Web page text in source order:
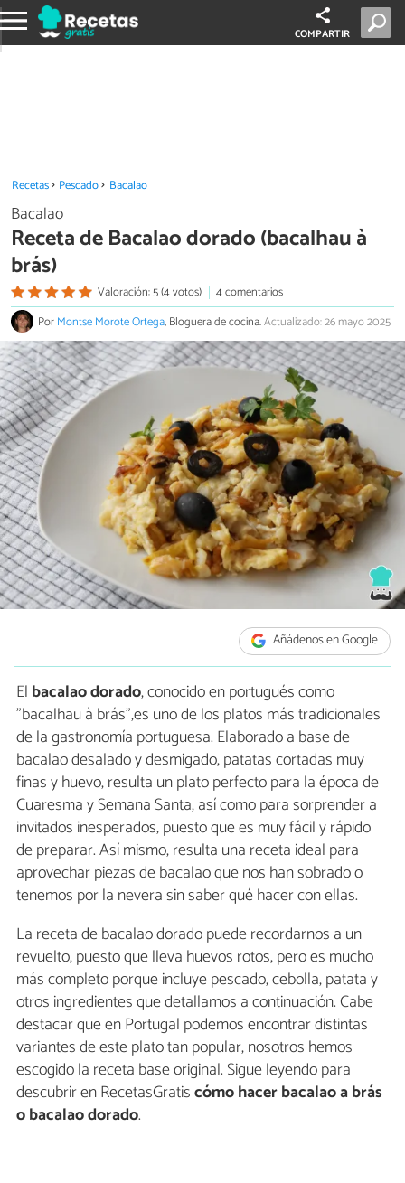
COMPARTIR
Recetas Pescado Bacalao
Bacalao
Receta de Bacalao dorado (bacalhau à
brás)
Valoración: 5 (4 votos)
4 comentarios
PorMontse Morote Ortega, Bloguera de cocina.Actualizado: 26 mayo 2025
Añádenos en Google
El bacalao dorado, conocido en portugués como
"bacalhau à brás",es uno de los platos más tradicionales
de la gastronomía portuguesa. Elaborado a base de
bacalao desalado y desmigado, patatas cortadas muy
finas y huevo, resulta un plato perfecto para la época de
Cuaresma y Semana Santa, así como para sorprender a
invitados inesperados, puesto que es muy fácil y rápido
de preparar. Así mismo, resulta una receta ideal para
aprovechar piezas de bacalao que nos han sobrado o
tenemos por la nevera sin saber qué hacer con ellas.
La receta de bacalao dorado puede recordarnos a un
revuelto, puesto que lleva huevos rotos, pero es mucho
más completo porque incluye pescado, cebolla, patata y
otros ingredientes que detallamos a continuación. Cabe
destacar que en Portugal podemos encontrar distintas
variantes de este plato tan popular, nosotros hemos
escogido la receta base original. Sigue leyendo para
descubrir en RecetasGratiscómo hacer bacalao a brás
o bacalao dorado.